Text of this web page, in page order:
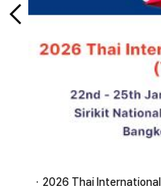
2026 Thai